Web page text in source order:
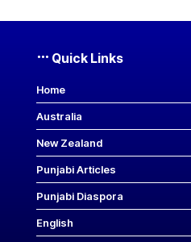
Quick Links
Home
Australia
New Zealand
Punjabi Articles
Punjabi Diaspora
English